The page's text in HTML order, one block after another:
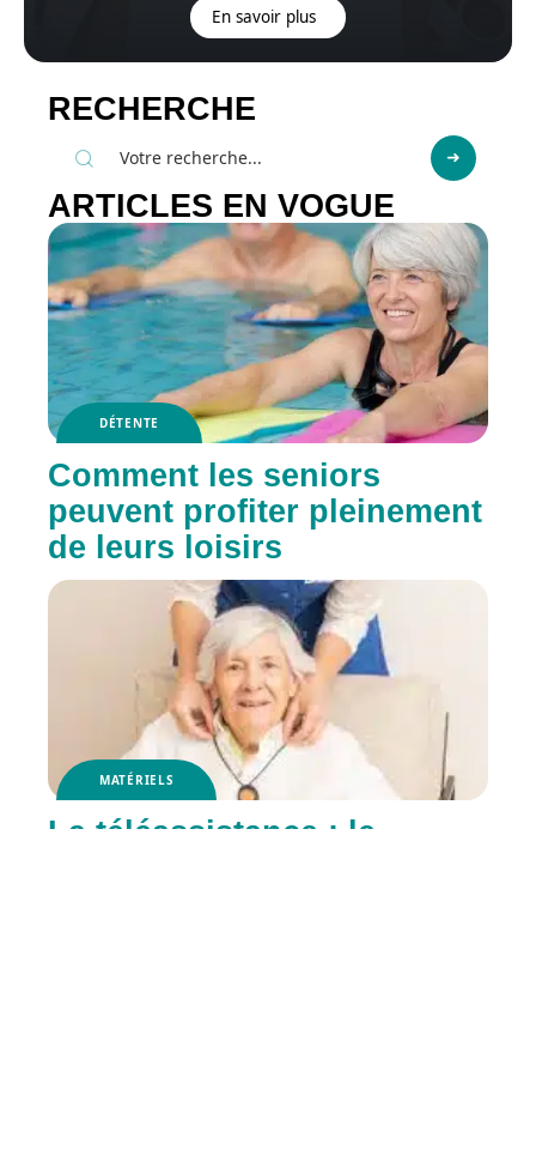
En savoir plus
RECHERCHE
ARTICLES EN VOGUE
DÉTENTE
Comment les seniors
peuvent profiter pleinement
de leurs loisirs
MATÉRIELS
La téléassistance : le